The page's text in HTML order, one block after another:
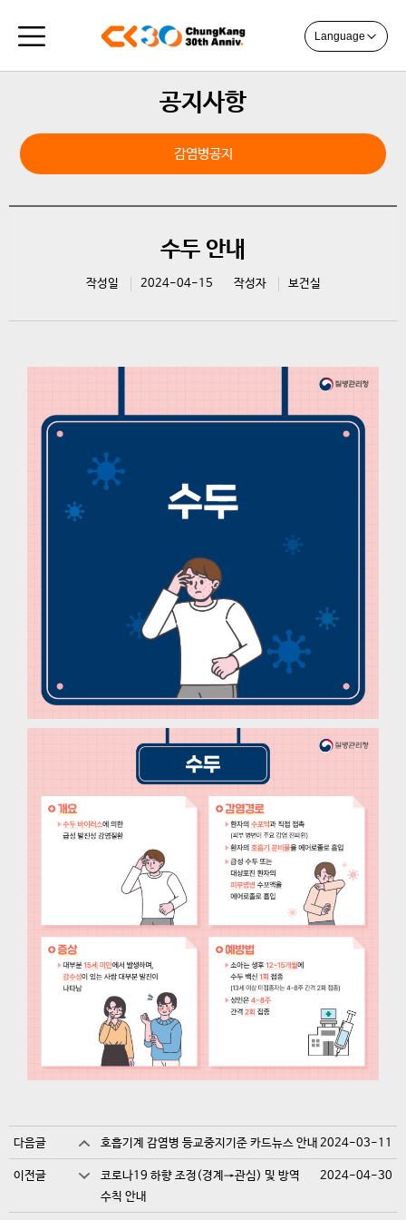
Language
공지사항
감염병공지
수두 안내
작성일 2024-04-15 작성자 보건실
다음글 호흡기계 감염병 등교중지기준 카드뉴스 안내 2024-03-11
이전글
코로나19 하향 조정(경계→관심) 및 방역
수칙 안내
2024-04-30